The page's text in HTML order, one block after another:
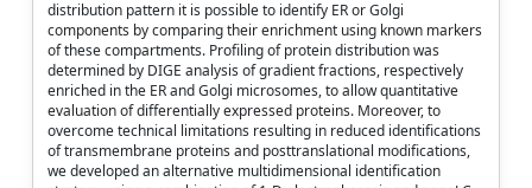
distribution pattern it is possible to identify ER or Golgi
components by comparing their enrichment using known markers
of these compartments. Profiling of protein distribution was
determined by DIGE analysis of gradient fractions, respectively
enriched in the ER and Golgi microsomes, to allow quantitative
evaluation of differentially expressed proteins. Moreover, to
overcome technical limitations resulting in reduced identifications
of transmembrane proteins and posttranslational modifications,
we developed an alternative multidimensional identification